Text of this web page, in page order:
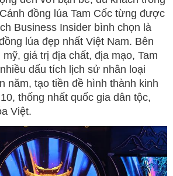
đồng lúa Tam Cốc từng được
Business Insider bình chọn là
lúa đẹp nhất Việt Nam. Bên
giá trị địa chất, địa mạo, Tam
dấu tích lịch sử nhân loại
năm, tạo tiền đề hình thành kinh
thống nhất quốc gia dân tộc,
Việt.